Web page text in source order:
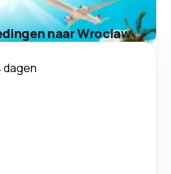
naar Wroclaw
dagen